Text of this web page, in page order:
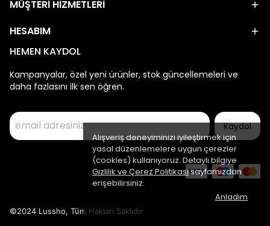
Alışveriş deneyiminizi iyileştirmek için
yasal düzenlemelere uygun çerezler
(cookies) kullanıyoruz. Detaylı bilgiye
Gizlilik ve Çerez Politikasısayfamızdan
erişebilirsiniz.
Anladım
MÜŞTERİ HİZMETLERİ
HESABIM
HEMEN KAYDOL
Kampanyalar, özel yeni ürünler, stok güncellemeleri ve
daha fazlasını ilk sen öğren.
Kaydol
©2024 Lussho, Tüm Hakları Saklıdır